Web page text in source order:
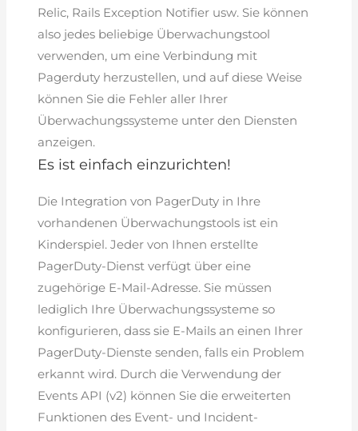
Relic, Rails Exception Notifier usw. Sie können
also jedes beliebige Überwachungstool
verwenden, um eine Verbindung mit
Pagerduty herzustellen, und auf diese Weise
können Sie die Fehler aller Ihrer
Überwachungssysteme unter den Diensten
anzeigen.
Es ist einfach einzurichten!
Die Integration von PagerDuty in Ihre
vorhandenen Überwachungstools ist ein
Kinderspiel. Jeder von Ihnen erstellte
PagerDuty-Dienst verfügt über eine
zugehörige E-Mail-Adresse. Sie müssen
lediglich Ihre Überwachungssysteme so
konfigurieren, dass sie E-Mails an einen Ihrer
PagerDuty-Dienste senden, falls ein Problem
erkannt wird. Durch die Verwendung der
Events API (v2) können Sie die erweiterten
Funktionen des Event- und Incident-